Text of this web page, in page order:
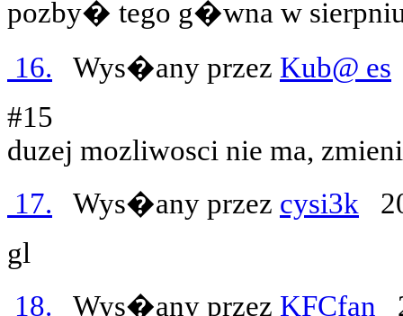
pozby� tego g�wna w
16. Wys�any przez Kub@ es
#15
duzej mozliwosci nie ma,
17. Wys�any przez cysi3k
gl
18. Wys�any przez KFCfan